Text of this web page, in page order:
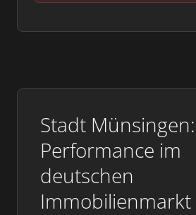
Stadt Münsingen:
Performance im
deutschen
Immobilienmarkt